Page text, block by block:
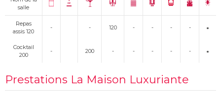
salle
Repas
assis 120
- - 120 - - - -
Cocktail
200
- 200 - - - - -
Prestations La Maison Luxuriante